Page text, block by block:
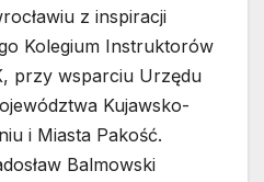
z inspiracji
Kolegium Instruktorów
przy wsparciu Urzędu
Kujawsko-
i Miasta Pakość.
Balmowski